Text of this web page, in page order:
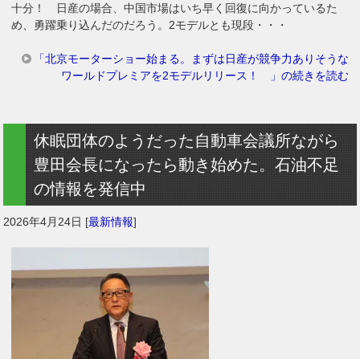
十分！ 日産の場合、中国市場はいち早く回復に向かっているた
め、勇躍乗り込んだのだろう。2モデルとも現段・・・
「北京モーターショー始まる。まずは日産が競争力ありそうな
ワールドプレミアを2モデルリリース！ 」の続きを読む
休眠団体のようだった自動車会議所ながら
豊田会長になったら動き始めた。石油不足
の情報を発信中
2026年4月24日 [最新情報]